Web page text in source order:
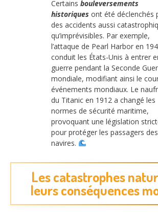
Certains bouleversements
historiques ont été déclenchés
des accidents aussi
qu’imprévisibles. Par exemple,
l’attaque de Pearl Harbor en
conduit les États-Unis à entrer
guerre pendant la Seconde
mondiale, modifiant ainsi le
événements mondiaux. Le
du Titanic en 1912 a changé les
normes de sécurité maritime,
provoquant une législation
pour protéger les passagers des
navires.
Les catastrophes
leurs conséquences